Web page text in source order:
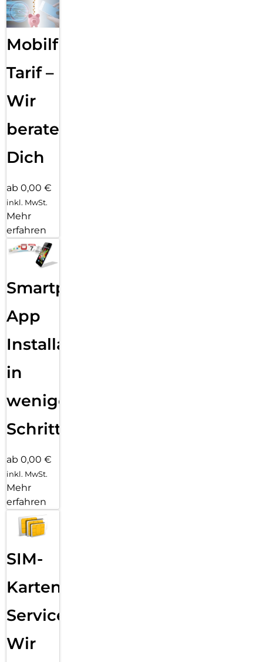
Mobilfunk
Tarif –
Wir
beraten
Dich
ab 0,00 €
inkl. MwSt.
Mehr
erfahren
Smartphone
App
Installation
in
wenigen
Schritten
ab 0,00 €
inkl. MwSt.
Mehr
erfahren
SIM-
Karten
Service:
Wir